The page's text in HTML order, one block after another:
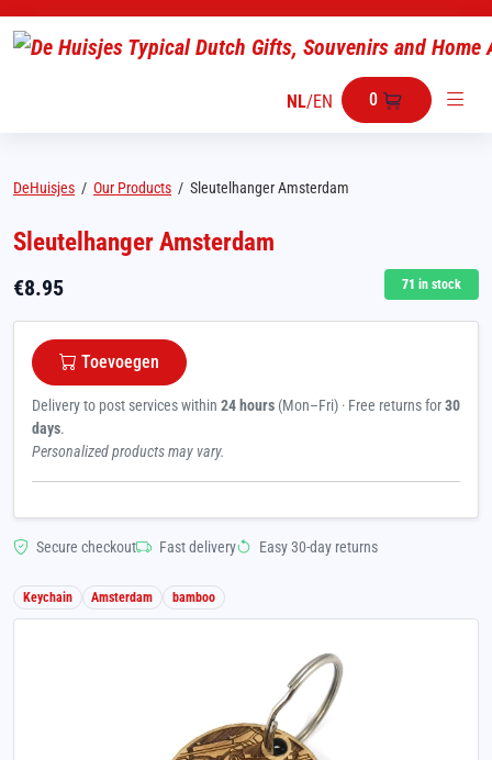
NL/EN 0
DeHuisjes / Our Products / Sleutelhanger Amsterdam
Sleutelhanger Amsterdam
€8.95 71 in stock
Toevoegen
Delivery to post services within 24 hours (Mon–Fri) · Free returns for30
days.
Personalized products may vary.
Secure checkout Fast delivery Easy 30-day returns
Keychain Amsterdam bamboo